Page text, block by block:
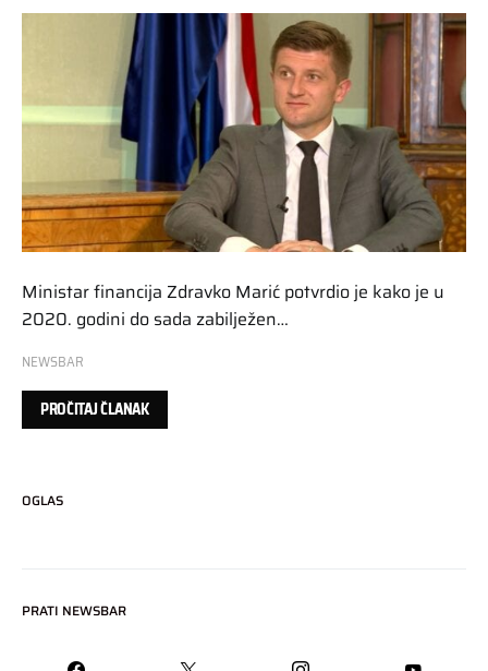
Ministar financija Zdravko Marić potvrdio je kako je u
2020. godini do sada zabilježen…
NEWSBAR
PROČITAJ ČLANAK
OGLAS
PRATI NEWSBAR